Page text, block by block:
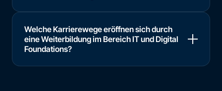
Welche Karrierewege eröffnen sich durch
eine Weiterbildung im Bereich IT und Digital
Foundations?